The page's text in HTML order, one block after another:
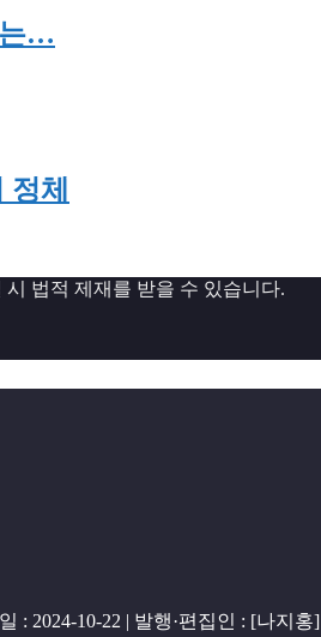
는…
체
법적 제재를 받을 수 있습니다.
: 2024-10-22 | 발행·편집인 : [나지홍]